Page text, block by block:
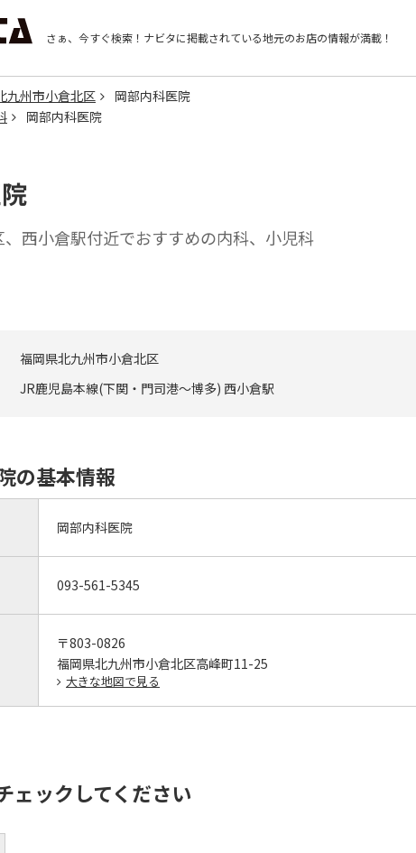
さぁ、今すぐ検索！ ナビタに掲載されている地元のお店の情報が満載！
九州市小倉北区
岡部内科医院
岡部内科医院
西小倉駅付近でおすすめの内科、小児科
福岡県北九州市小倉北区
JR鹿児島本線(下関・門司港～博多) 西小倉駅
の基本情報
岡部内科医院
093-561-5345
〒803-0826
福岡県北九州市小倉北区高峰町11-25
大きな地図で見る
ェックしてください